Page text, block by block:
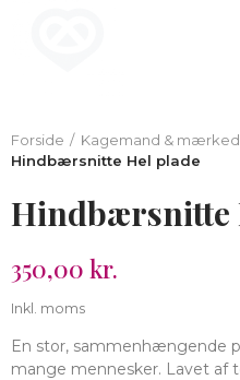
Forside
Kagemand &
Hindbærsnitte Hel plade
Hindbærsnitte
350,00 kr.
Inkl. moms
En stor, sammenhængende
mange mennesker. Lavet af